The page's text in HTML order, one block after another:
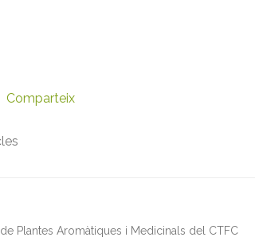
PComparteix
Plantes Aromàtiques i Medicinals del CTFC